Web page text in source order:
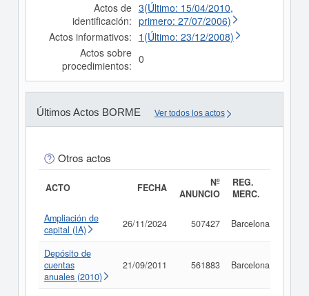
Actos de
identificación:
3(Último: 15/04/2010,
primero: 27/07/2006)
Actos informativos: 1(Último: 23/12/2008)
Actos sobre
procedimientos: 0
Últimos Actos BORME Ver todos los actos
Otros actos
ACTO FECHA
Nº
ANUNCIO
REG.
MERC.
Ampliación de
capital (IA)
26/11/2024 507427 Barcelona
Depósito de
cuentas
anuales (2010)
21/09/2011 561883 Barcelona